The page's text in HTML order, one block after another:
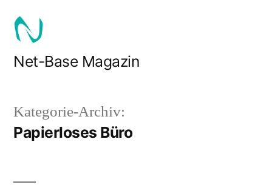
Inhalt
springen
Net-Base Magazin
Kategorie-Archiv:
Papierloses Büro